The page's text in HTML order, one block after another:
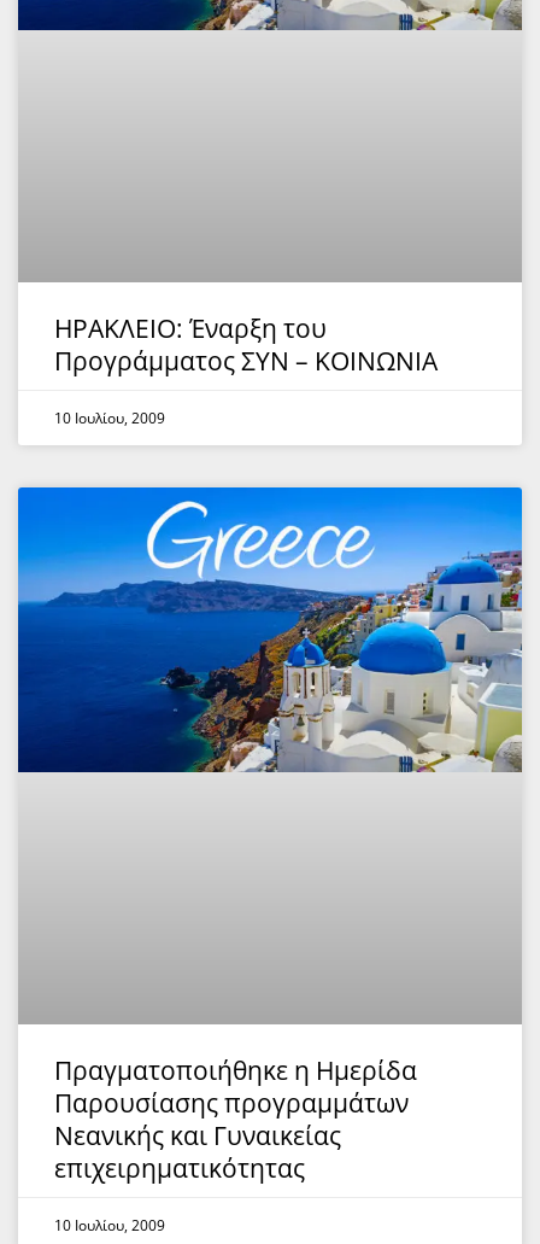
ΗΡΑΚΛΕΙΟ: Έναρξη του
Προγράμματος ΣΥΝ – ΚΟΙΝΩΝΙΑ
10 Ιουλίου, 2009
Πραγματοποιήθηκε η Ημερίδα
Παρουσίασης προγραμμάτων
Νεανικής και Γυναικείας
επιχειρηματικότητας
10 Ιουλίου, 2009